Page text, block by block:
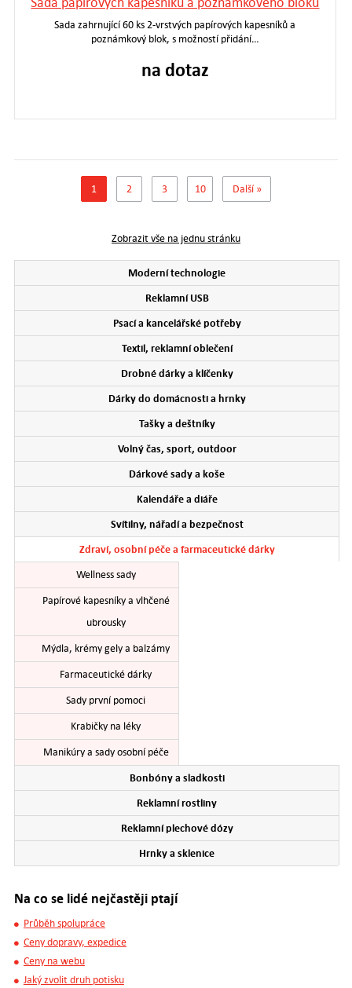
Sada zahrnující 60 ks 2-vrstvých papírových kapesníků a
poznámkový blok, s možností přidání…
na dotaz
1 2 3 10 Další »
Zobrazit vše na jednu stránku
Moderní technologie
Reklamní USB
Psací a kancelářské potřeby
Textil, reklamní oblečení
Drobné dárky a klíčenky
Dárky do domácnosti a hrnky
Tašky a deštníky
Volný čas, sport, outdoor
Dárkové sady a koše
Kalendáře a diáře
Svítilny, nářadí a bezpečnost
Zdraví, osobní péče a farmaceutické dárky
Wellness sady
Papírové kapesníky a vlhčené
ubrousky
Mýdla, krémy gely a balzámy
Farmaceutické dárky
Sady první pomoci
Krabičky na léky
Manikúry a sady osobní péče
Bonbóny a sladkosti
Reklamní rostliny
Reklamní plechové dózy
Hrnky a sklenice
Na co se lidé nejčastěji ptají
Průběh spolupráce
Ceny dopravy, expedice
Ceny na webu
Jaký zvolit druh potisku